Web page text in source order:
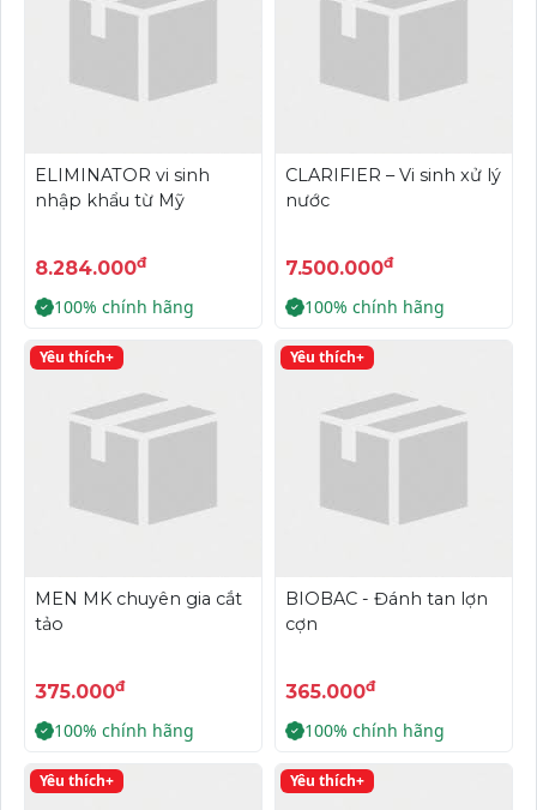
ELIMINATOR vi sinh
nhập khẩu từ Mỹ
8.284.000đ
100% chính hãng
CLARIFIER – Vi sinh xử lý
nước
7.500.000đ
100% chính hãng
Yêu thích+
MEN MK chuyên gia cắt
tảo
375.000đ
100% chính hãng
Yêu thích+
BIOBAC - Đánh tan lợn
cợn
365.000đ
100% chính hãng
Yêu thích+ Yêu thích+